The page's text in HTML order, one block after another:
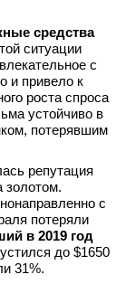
средства
ситуации
с
и привело к
роста спроса
устойчиво в
потерявшим
репутация
золотом.
с
потеряли
в 2019 год
до $1650
31%.